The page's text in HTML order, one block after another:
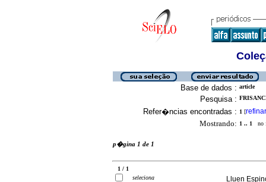
Base de dados : article
Pesquisa :
Refer�ncias encontradas : 1 [refinar
Mostrando: 1 .. 1 no
p�gina 1 de 1
1 / 1
seleciona
Lluen